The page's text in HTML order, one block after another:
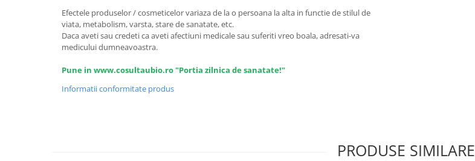
Biscuiti si napolitane
Zahar si indulcitori
Guma de mestecat bio
Efectele produselor / cosmeticelor variaza de la o persoana la alta in functie de stilul de
viata, metabolism, varsta, stare de sanatate, etc.
Daca aveti sau credeti ca aveti afectiuni medicale sau suferiti vreo boala, adresati-va
medicului dumneavoastra.
Pune in www.cosultaubio.ro "Portia zilnica de sanatate!"
Informatii conformitate produs
PRODUSE SIMILARE